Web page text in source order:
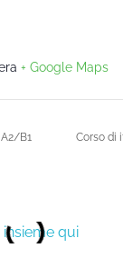
+ Google Maps
B1 Corso di